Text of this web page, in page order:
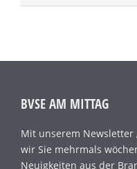
BVSE AM MITTAG
Mit unserem Newsletter
wir Sie mehrmals
Neuigkeiten aus der